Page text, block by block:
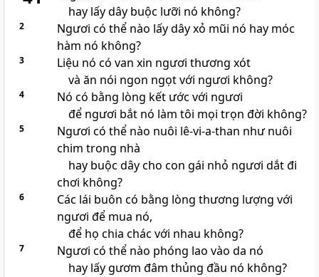
hay lấy dây buộc lưỡi nó không?
2
Ngươi có thể nào lấy dây xỏ mũi nó hay móc
hàm nó không?
3
Liệu nó có van xin ngươi thương xót
và ăn nói ngon ngọt với ngươi không?
4
Nó có bằng lòng kết ước với ngươi
để ngươi bắt nó làm tôi mọi trọn đời không?
5
Ngươi có thể nào nuôi lê-vi-a-than như nuôi
chim trong nhà
hay buộc dây cho con gái nhỏ ngươi dắt đi
chơi không?
6
Các lái buôn có bằng lòng thương lượng với
ngươi để mua nó,
để họ chia chác với nhau không?
7
Ngươi có thể nào phóng lao vào da nó
hay lấy gươm đâm thủng đầu nó không?